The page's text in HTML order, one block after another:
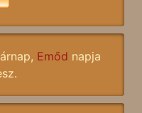
Emőd napja